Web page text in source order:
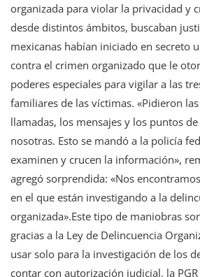
organizada para violar la privacidad y
desde distintos ámbitos, buscaban
mexicanas habían iniciado en secreto
contra el crimen organizado que le
poderes especiales para vigilar a las
familiares de las víctimas. «Pidieron
llamadas, los mensajes y los puntos
nosotras. Esto se mandó a la policía
examinen y crucen la información»,
agregó sorprendida: «Nos
en el que están investigando a la
organizada».Este tipo de maniobras
gracias a la Ley de Delincuencia
usar solo para la investigación de los
contar con autorización judicial, la